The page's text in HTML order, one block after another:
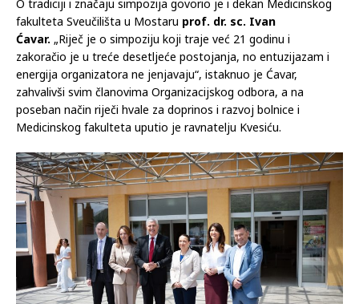
O tradiciji i značaju simpozija govorio je i dekan Medicinskog
fakulteta Sveučilišta u Mostaru prof. dr. sc. Ivan
Ćavar. „Riječ je o simpoziju koji traje već 21 godinu i
zakoračio je u treće desetljeće postojanja, no entuzijazam i
energija organizatora ne jenjavaju“, istaknuo je Ćavar,
zahvalivši svim članovima Organizacijskog odbora, a na
poseban način riječi hvale za doprinos i razvoj bolnice i
Medicinskog fakulteta uputio je ravnatelju Kvesiću.